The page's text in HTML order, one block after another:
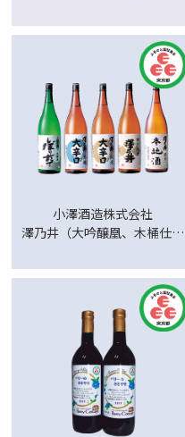
小澤酒造株式会社
澤乃井（大吟醸凰、木桶仕込
純米本地酒、特別純米、純米
大辛口、純米原酒、ぎんか
ら、元禄酒、しぼりたて、本
醸造大辛口、本醸造生酒、生
貯蔵酒）